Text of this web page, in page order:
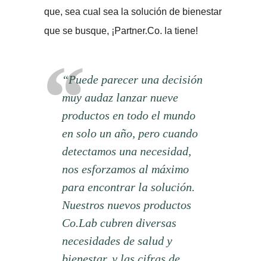
que, sea cual sea la solución de bienestar
que se busque, ¡Partner.Co. la tiene!
“Puede parecer una decisión
muy audaz lanzar nueve
productos en todo el mundo
en solo un año, pero cuando
detectamos una necesidad,
nos esforzamos al máximo
para encontrar la solución.
Nuestros nuevos productos
Co.Lab cubren diversas
necesidades de salud y